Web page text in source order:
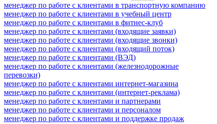
менеджер по работе с клиентами в транспортную компанию
менеджер по работе с клиентами в учебный центр
менеджер по работе с клиентами в фитнес-клуб
менеджер по работе с клиентами (входящие заявки)
менеджер по работе с клиентами (входящие звонки)
менеджер по работе с клиентами (входящий поток)
менеджер по работе с клиентами (ВЭД)
менеджер по работе с клиентами (железнодорожные
перевозки)
менеджер по работе с клиентами интернет-магазина
менеджер по работе с клиентами (интернет-реклама)
менеджер по работе с клиентами и партнерами
менеджер по работе с клиентами и персоналом
менеджер по работе с клиентами и поддержке продаж